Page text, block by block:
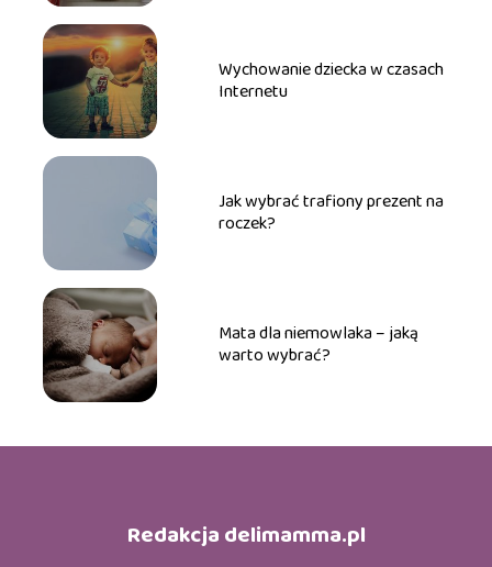
Wychowanie dziecka w czasach
Internetu
Jak wybrać trafiony prezent na
roczek?
Mata dla niemowlaka – jaką
warto wybrać?
Redakcja delimamma.pl